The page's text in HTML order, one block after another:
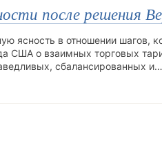
после решения
ясность в отношении шагов,
США о взаимных торговых
сбалансированных и…